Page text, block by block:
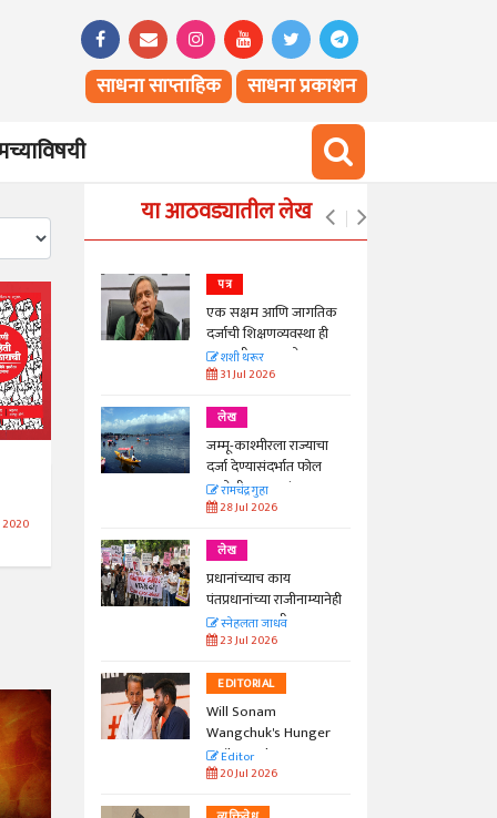
साधना साप्ताहिक साधना प्रकाशन
2020
या आठवड्यातील लेख
जपणारी
मान्यवर
आणि
पत्र
एक सक्षम आणि जागतिक
दर्जाची शिक्षणव्यवस्था ही
काळाची गरज आहे
शशी थरूर
31 Jul 2026
लेख
जम्मू-काश्मीरला राज्याचा
दर्जा देण्यासंदर्भात फोल
ठरलेली आश्वासनं
रामचंद्र गुहा
28 Jul 2026
लेख
प्रधानांच्याच काय
पंतप्रधानांच्या राजीनाम्यानेही
प्रश्न सुटणार नाही, पण...
स्नेहलता जाधव
23 Jul 2026
EDITORIAL
Will Sonam
Wangchuk's Hunger
Strike Make a
Difference?
Editor
20 Jul 2026